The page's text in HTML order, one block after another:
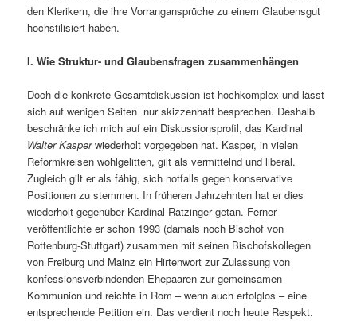
den Klerikern, die ihre Vorrangansprüche zu einem Glaubensgut
hochstilisiert haben.
I. Wie Struktur- und Glaubensfragen zusammenhängen
Doch die konkrete Gesamtdiskussion ist hochkomplex und lässt
sich auf wenigen Seiten nur skizzenhaft besprechen. Deshalb
beschränke ich mich auf ein Diskussionsprofil, das Kardinal
Walter Kasperwiederholt vorgegeben hat. Kasper, in vielen
Reformkreisen wohlgelitten, gilt als vermittelnd und liberal.
Zugleich gilt er als fähig, sich notfalls gegen konservative
Positionen zu stemmen. In früheren Jahrzehnten hat er dies
wiederholt gegenüber Kardinal Ratzinger getan. Ferner
veröffentlichte er schon 1993 (damals noch Bischof von
Rottenburg-Stuttgart) zusammen mit seinen Bischofskollegen
von Freiburg und Mainz ein Hirtenwort zur Zulassung von
konfessionsverbindenden Ehepaaren zur gemeinsamen
Kommunion und reichte in Rom – wenn auch erfolglos – eine
entsprechende Petition ein. Das verdient noch heute Respekt.